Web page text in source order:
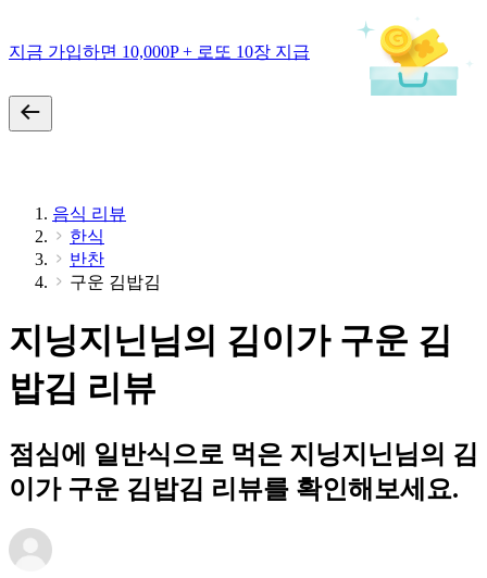
지금 가입하면 10,000P + 로또 10장 지급
음식 리뷰
한식
반찬
구운 김밥김
지닝지닌님의 김이가 구운 김
밥김 리뷰
점심에 일반식으로 먹은 지닝지닌님의 김
이가 구운 김밥김 리뷰를 확인해보세요.